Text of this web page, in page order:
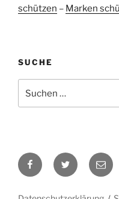
schützen – Marken
SUCHE
nach:
FacebookTwitter E-
Mail